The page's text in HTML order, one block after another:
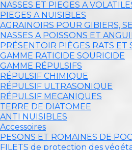
NASSES ET PIEGES A
PIEGES A NUISIBLES
AGRAINOIRS POUR GIBIERS,
NASSES A POISSONS ET
PRÉSENTOIR PIÈGES RATS ET
GAMME RATICIDE SOURICIDE
GAMME RÉPULSIFS
RÉPULSIF CHIMIQUE
RÉPULSIF ULTRASONIQUE
RÉPULSIF MECANIQUES
TERRE DE DIATOMEE
ANTI NUISIBLES
Accessoires
PESONS ET ROMAINES DE
FILETS de protection des